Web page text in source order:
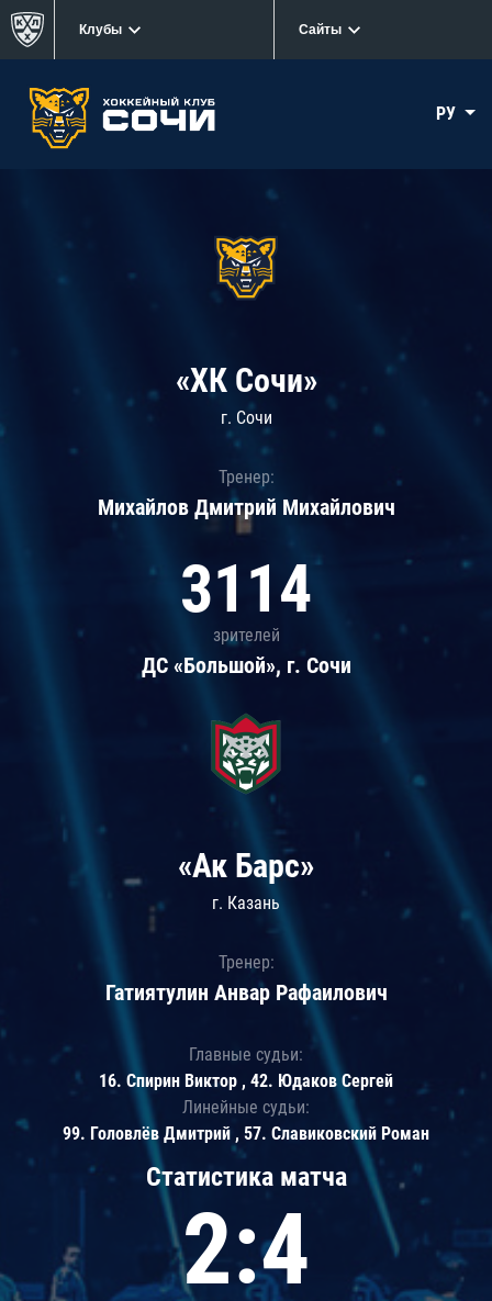
Клубы Сайты
РУ
«ХК Сочи»
г. Сочи
Тренер:
Михайлов Дмитрий Михайлович
3114
зрителей
ДС «Большой», г. Сочи
Статистика матча
2:4
«Ак Барс»
г. Казань
Тренер:
Гатиятулин Анвар Рафаилович
Главные судьи:
16. Спирин Виктор , 42. Юдаков Сергей
Линейные судьи:
99. Головлёв Дмитрий , 57. Славиковский Роман